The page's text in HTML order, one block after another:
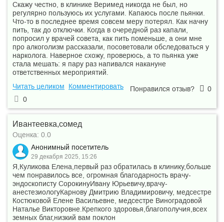
Скажу честно, в клинике Веримед никогда не был, но
регулярно пользуюсь их услугами. Капаюсь после пьянки.
Что-то в последнее время совсем меру потерял. Как начну
пить, так до отключки. Когда в очередной раз капали,
попросил у врачей совета, как пить поменьше, а они мне
про алкоголизм рассказали, посоветовали обследоваться у
нарколога. Наверное схожу, проверюсь, а то пьянка уже
стала мешать: я пару раз напивался накануне
ответственных мероприятий.
Читать целиком
Комментировать Понравился отзыв?
0
0
Ивантеевка,сомед
Оценка: 0.0
Анонимный посетитель
29 декабря 2025, 15:26
Я,Куликова Елена,первый раз обратилась в клинику,больше
чем понравилось все, огромная благодарность врачу-
эндоскописту СорокинуИвану Юрьевичу,врачу-
анестезиологуКарнову Дмитрию Владимировичу, медсестре
Костюковой Елене Васильевне, медсестре Виноградовой
Наталье Викторовне.Крепкого здоровья,благополучия,всех
земных благ,низкий вам поклон